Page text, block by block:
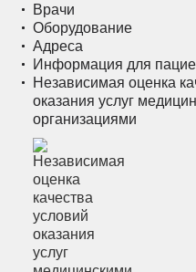
Врачи
Оборудование
Адреса
Информация для
Независимая оценка
оказания услуг
организациями